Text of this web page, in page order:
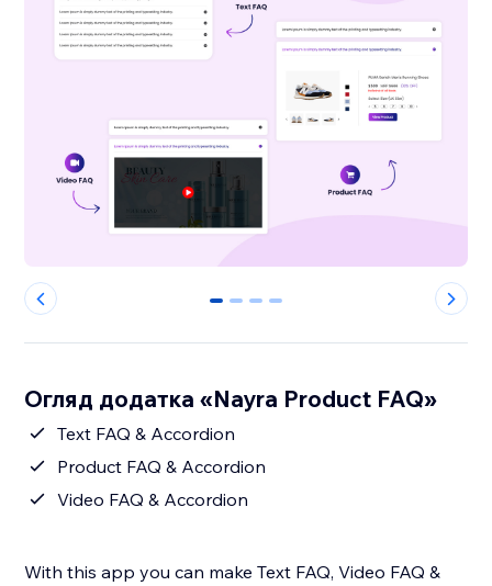
0 1 2 3
Огляд додатка «Nayra Product FAQ»
Text FAQ & Accordion
Product FAQ & Accordion
Video FAQ & Accordion
With this app you can make Text FAQ, Video FAQ &